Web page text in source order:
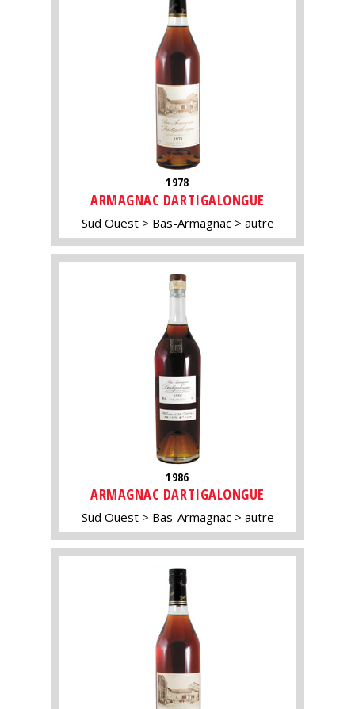
1978
ARMAGNAC DARTIGALONGUE
Sud Ouest Bas-Armagnac autre
1986
ARMAGNAC DARTIGALONGUE
Sud Ouest Bas-Armagnac autre